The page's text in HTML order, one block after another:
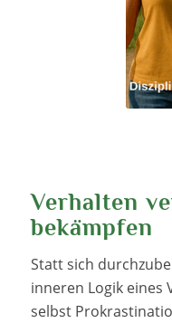
Verhalten
bekämpfen
Statt sich
inneren Logik eines
selbst